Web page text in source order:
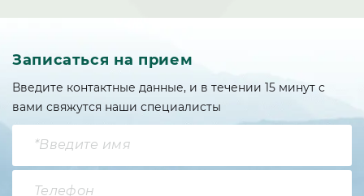
Записаться на прием
Введите контактные данные, и в течении 15 минут с
вами свяжутся наши специалисты